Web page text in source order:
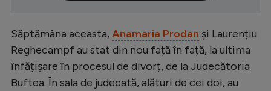
Ligue 1
Campionate
Starurile fotbalului
Săptămâna aceasta, Anamaria Prodan și Laurențiu
Reghecampf au stat din nou față în față, la ultima
înfățișare în procesul de divorț, de la Judecătoria
Buftea. În sala de judecată, alături de cei doi, au